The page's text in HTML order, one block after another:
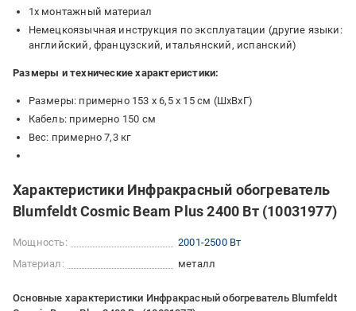
1х монтажный материал
Немецкоязычная инструкция по эксплуатации (другие языки:
английский, французский, итальянский, испанский)
Размеры и технические характеристики:
Размеры: примерно 153 x 6,5 x 15 см (ШxВxГ)
Кабель: примерно 150 см
Вес: примерно 7,3 кг
Характеристики Инфракрасный обогреватель
Blumfeldt Cosmic Beam Plus 2400 Вт (10031977)
Мощность:
2001-2500 Вт
Материал:
металл
Основные характеристики Инфракрасный обогреватель Blumfeldt